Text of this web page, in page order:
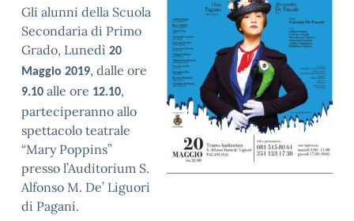
Gli alunni della Scuola
Secondaria di Primo
Grado, Lunedì 20
Maggio 2019, dalle ore
9.10 alle ore 12.10,
parteciperanno allo
spettacolo teatrale
“Mary Poppins”
presso l’Auditorium S.
Alfonso M. De’ Liguori
di Pagani.